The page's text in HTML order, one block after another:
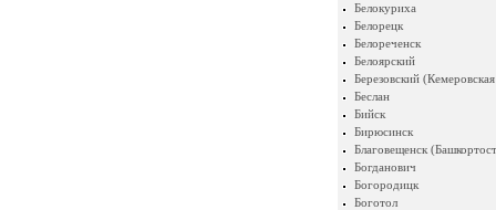
Белокуриха
Белорецк
Белореченск
Белоярский
Березовский
Беслан
Бийск
Бирюсинск
Благовещенск
Богданович
Богородицк
Боготол